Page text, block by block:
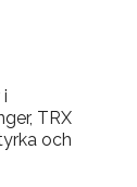
TRX
och